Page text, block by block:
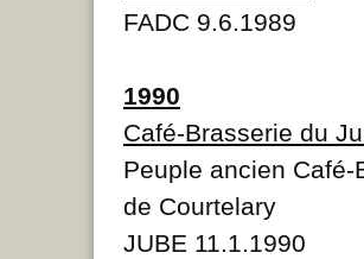
FADC 9.6.1989
1990
Café-Brasserie du
Peuple ancien
de Courtelary
JUBE 11.1.1990